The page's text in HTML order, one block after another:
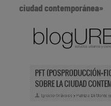
ciudad contemporánea»